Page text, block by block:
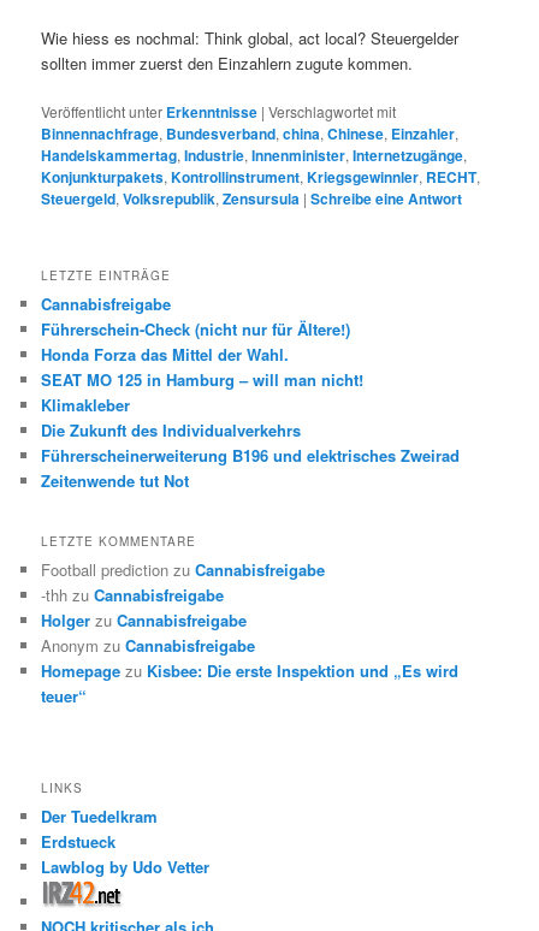
Wie hiess es nochmal: Think global, act local? Steuergelder
sollten immer zuerst den Einzahlern zugute kommen.
Veröffentlicht unter Erkenntnisse |Verschlagwortet mit
Binnennachfrage, Bundesverband,china,Chinese, Einzahler,
Handelskammertag,Industrie,Innenminister,Internetzugänge,
Konjunkturpakets,Kontrollinstrument,Kriegsgewinnler, RECHT,
Steuergeld,Volksrepublik,Zensursula |Schreibe eine Antwort
LETZTE EINTRÄGE
Cannabisfreigabe
Führerschein-Check (nicht nur für Ältere!)
Honda Forza das Mittel der Wahl.
SEAT MO 125 in Hamburg – will man nicht!
Klimakleber
Die Zukunft des Individualverkehrs
Führerscheinerweiterung B196 und elektrisches Zweirad
Zeitenwende tut Not
LETZTE KOMMENTARE
Football prediction zuCannabisfreigabe
-thh zuCannabisfreigabe
Holger zuCannabisfreigabe
Anonym zuCannabisfreigabe
Homepage zu Kisbee: Die erste Inspektion und „Es wird
teuer“
LINKS
Der Tuedelkram
Erdstueck
Lawblog by Udo Vetter
NOCH kritischer als ich